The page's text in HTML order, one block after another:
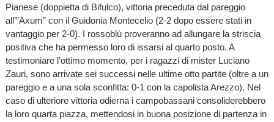
Pianese (doppietta di Bifulco), vittoria preceduta dal pareggio
all’”Axum” con il Guidonia Montecelio (2-2 dopo essere stati in
vantaggio per 2-0). I rossoblù proveranno ad allungare la striscia
positiva che ha permesso loro di issarsi al quarto posto. A
testimoniare l’ottimo momento, per i ragazzi di mister Luciano
Zauri, sono arrivate sei successi nelle ultime otto partite (oltre a un
pareggio e a una sola sconfitta: 0-1 con la capolista Arezzo). Nel
caso di ulteriore vittoria odierna i campobassani consoliderebbero
la loro quarta piazza, mettendosi in buona posizione di partenza in